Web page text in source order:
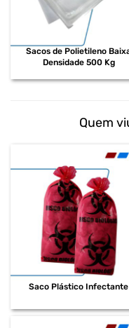
Sacos de Polietileno
Densidade 500 Kg
Quem
Saco Plástico Infectante